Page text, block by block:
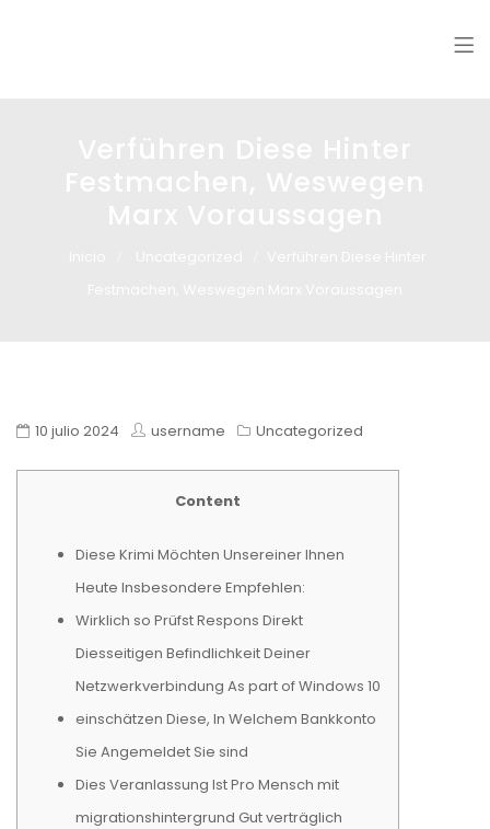
10 julio 2024 username Uncategorized
Content
Diese Krimi Möchten Unsereiner Ihnen
Heute Insbesondere Empfehlen:
Wirklich so Prüfst Respons Direkt
Diesseitigen Befindlichkeit Deiner
Netzwerkverbindung As part of Windows 10
einschätzen Diese, In Welchem Bankkonto
Sie Angemeldet Sie sind
Dies Veranlassung Ist Pro Mensch mit
migrationshintergrund Gut verträglich